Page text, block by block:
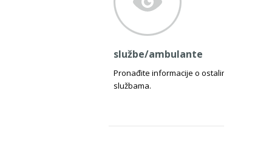
službe/ambulante
Pronađite informacije o ostalim
službama.